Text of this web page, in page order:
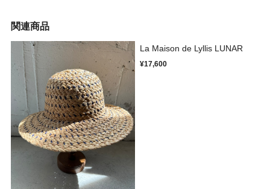
関連商品
La Maison de Lyllis LUNAR
¥17,600